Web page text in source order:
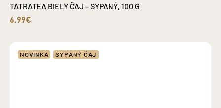
TATRATEA BIELY ČAJ – SYPANÝ, 100 G
6.99€
NOVINKA SYPANÝ ČAJ